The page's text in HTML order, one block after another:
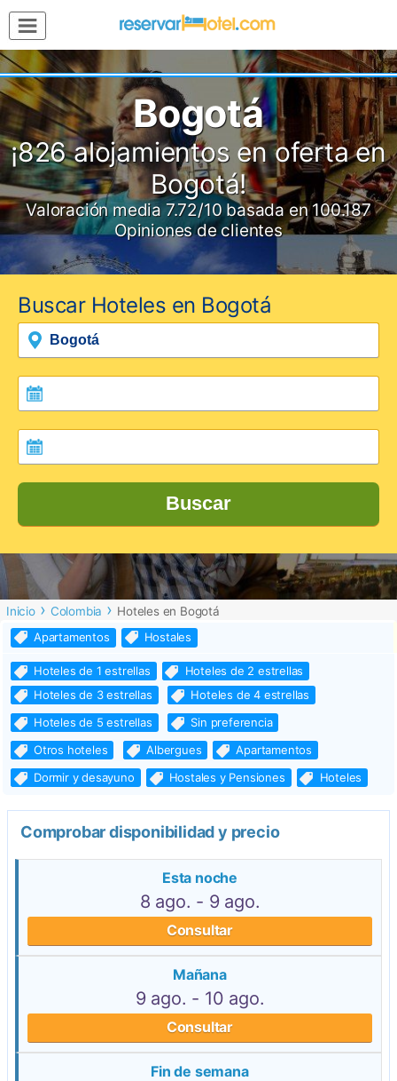
MENÚ
Inicio
Mi
Reserva
Grupos
Inspírate
Bogotá
¡826 alojamientos en oferta en
Bogotá!
Valoración media7.72/10 basada en100.187
Opiniones de clientes
Buscar Hoteles en Bogotá
Buscar
Inicio Colombia
Hoteles en Bogotá
Apartamentos
Hostales
Hoteles de 1 estrellas
Hoteles de 2 estrellas
Hoteles de 3 estrellas
Hoteles de 4 estrellas
Hoteles de 5 estrellas
Sin preferencia
Otros hoteles
Albergues
Apartamentos
Dormir y desayuno
Hostales y Pensiones Hoteles
Comprobar disponibilidad y precio
Esta noche
8 ago. - 9 ago.
Consultar
Mañana
9 ago. - 10 ago.
Consultar
Fin de semana